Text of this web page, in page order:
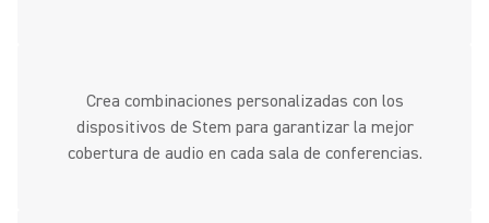
Crea combinaciones personalizadas con los
dispositivos de Stem para garantizar la mejor
cobertura de audio en cada sala de conferencias.